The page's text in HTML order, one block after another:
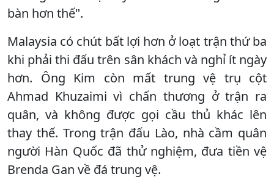
bàn hơn thế".
Malaysia có chút bất lợi hơn ở loạt trận thứ ba
khi phải thi đấu trên sân khách và nghỉ ít ngày
hơn. Ông Kim còn mất trung vệ trụ cột
Ahmad Khuzaimi vì chấn thương ở trận ra
quân, và không được gọi cầu thủ khác lên
thay thế. Trong trận đấu Lào, nhà cầm quân
người Hàn Quốc đã thử nghiệm, đưa tiền vệ
Brenda Gan về đá trung vệ.